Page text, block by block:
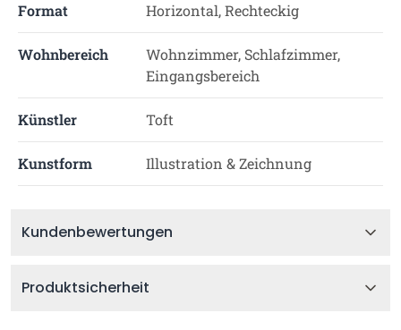
Format Horizontal, Rechteckig
Wohnbereich
Wohnzimmer, Schlafzimmer,
Eingangsbereich
Künstler Toft
Kunstform Illustration & Zeichnung
Kundenbewertungen
Produktsicherheit